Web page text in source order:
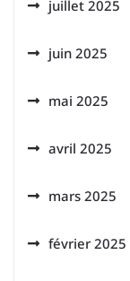
juillet 2025
juin 2025
mai 2025
avril 2025
mars 2025
février 2025